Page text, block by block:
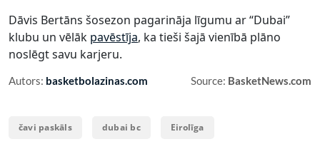
Dāvis Bertāns šosezon pagarināja līgumu ar “Dubai”
klubu un vēlāk pavēstīja, ka tieši šajā vienībā plāno
noslēgt savu karjeru.
Autors: basketbolazinas.com Source: BasketNews.com
čavi paskāls dubai bc Eirolīga